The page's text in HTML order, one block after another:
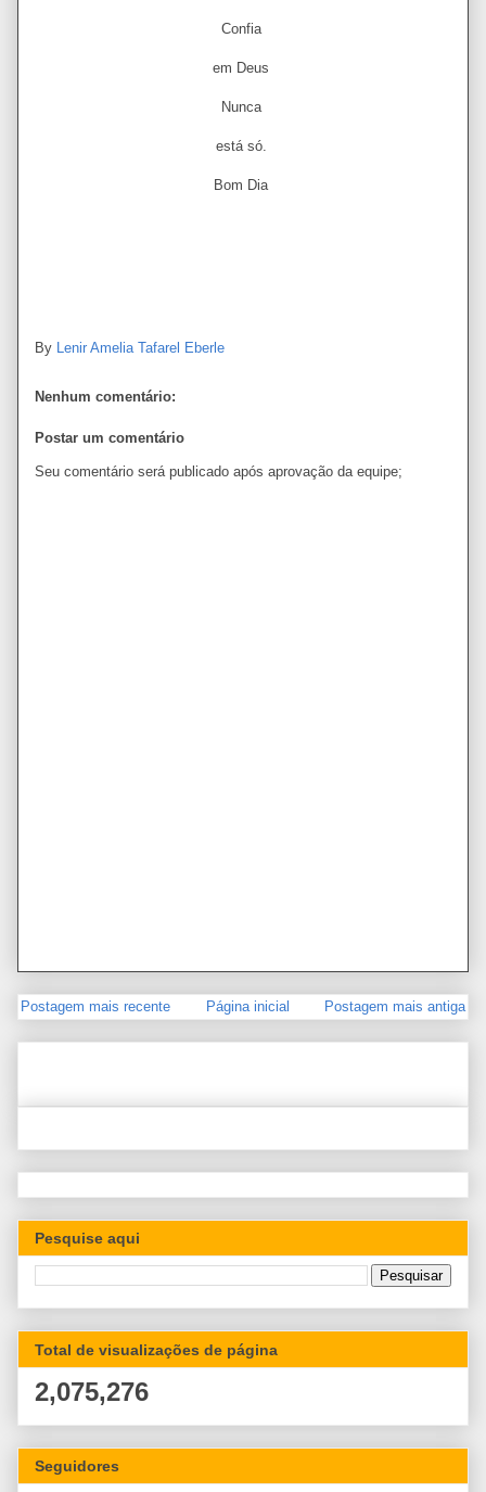
Confia
em Deus
Nunca
está só.
Bom Dia
By Lenir Amelia Tafarel Eberle
Nenhum comentário:
Postar um comentário
Seu comentário será publicado após aprovação da equipe;
Postagem mais recente Postagem mais antiga
Página inicial
Pesquise aqui
Total de visualizações de página
2,075,276
Seguidores